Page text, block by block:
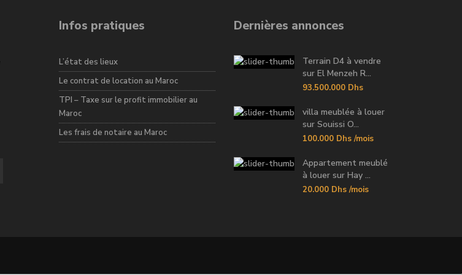
Infos pratiques
L’état des lieux
Le contrat de location au Maroc
TPI – Taxe sur le profit immobilier au
Maroc
Les frais de notaire au Maroc
Dernières annonces
Terrain D4 à vendre
sur El Menzeh R...
93.500.000 Dhs
villa meublée à louer
sur Souissi O...
100.000 Dhs /mois
Appartement meublé
à louer sur Hay ...
20.000 Dhs /mois